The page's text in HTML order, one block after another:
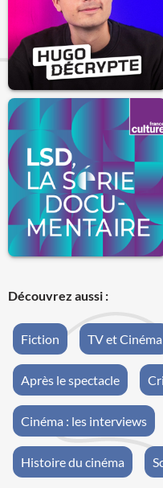
Découvrez aussi :
Fiction TV et Cinéma
Après le spectacle
Cinéma : les interviews
Histoire du cinéma